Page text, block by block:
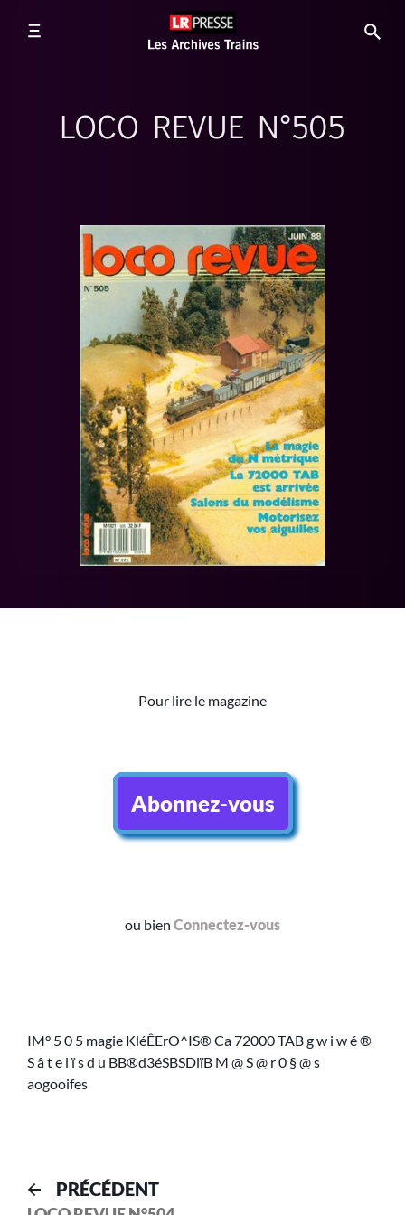
LOCO REVUE N°505
Pour lire le magazine
Abonnez-vous
ou bien Connectez-vous
IM° 5 0 5 magie KléÊErO^IS® Ca 72000 TAB g w i w é ®
S â t e l ï s d u BB®d3éSBSDlïB M @ S @ r 0 § @ s
aogooifes
PRÉCÉDENT